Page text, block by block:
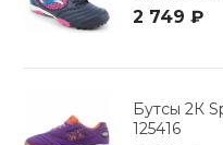
2 749 ₽
Бутсы 2К
125416